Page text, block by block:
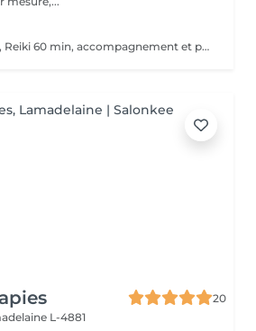
( Accueil personnalisé, Reiki 60 min, accompagnement et partage ) Soin énergétique d'origine japonaise qui permet de faire circuler et d'harmoniser l'énergie du corps. Le Reiki aide à apaiser le corps et l'esprit, favorise la relaxation, contribue à améliorer le sommeil, calme les tensions.
20
L-4881